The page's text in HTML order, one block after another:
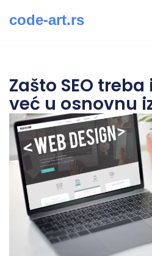
code-art.rs
Zašto SEO
već u osnovnu